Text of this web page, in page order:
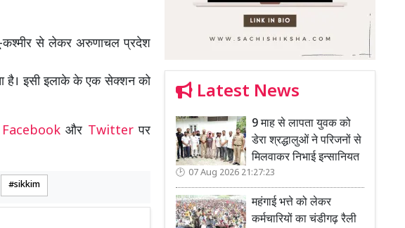
कश्मीर से लेकर अरुणाचल प्रदेश
है। इसी इलाके के एक सेक्शन को
Facebookऔर Twitterपर
sikkim
Latest News
9 माह से लापता युवक को
डेरा श्रद्धालुओं ने परिजनों से
मिलवाकर निभाई इन्सानियत
07 Aug 2026 21:27:23
महंगाई भत्ते को लेकर
कर्मचारियों का चंडीगढ़ रैली